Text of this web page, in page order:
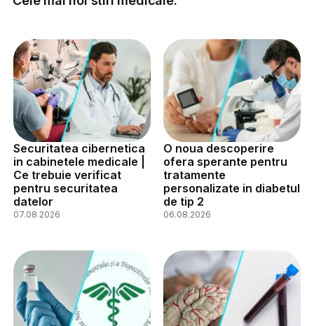
Securitatea cibernetica
in cabinetele medicale |
Ce trebuie verificat
pentru securitatea
datelor
07.08.2026
O noua descoperire
ofera sperante pentru
tratamente
personalizate in diabetul
de tip 2
06.08.2026